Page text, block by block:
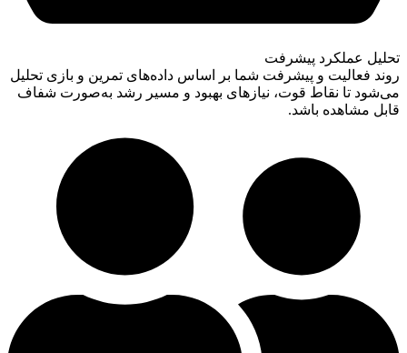
تحلیل عملکرد پیشرفت
روند فعالیت و پیشرفت شما بر اساس داده‌های تمرین و بازی تحلیل
می‌شود تا نقاط قوت، نیازهای بهبود و مسیر رشد به‌صورت شفاف
قابل مشاهده باشد.